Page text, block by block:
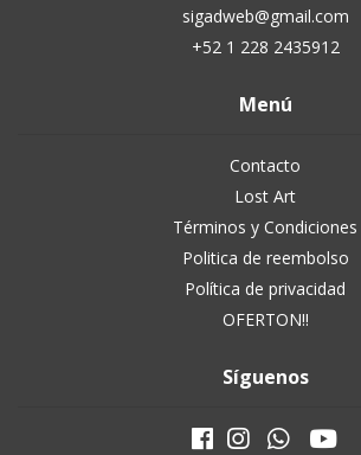
sigadweb@gmail.com
+52 1 228 2435912
Menú
Contacto
Lost Art
Términos y Condiciones
Politica de reembolso
Política de privacidad
OFERTON!!
Síguenos